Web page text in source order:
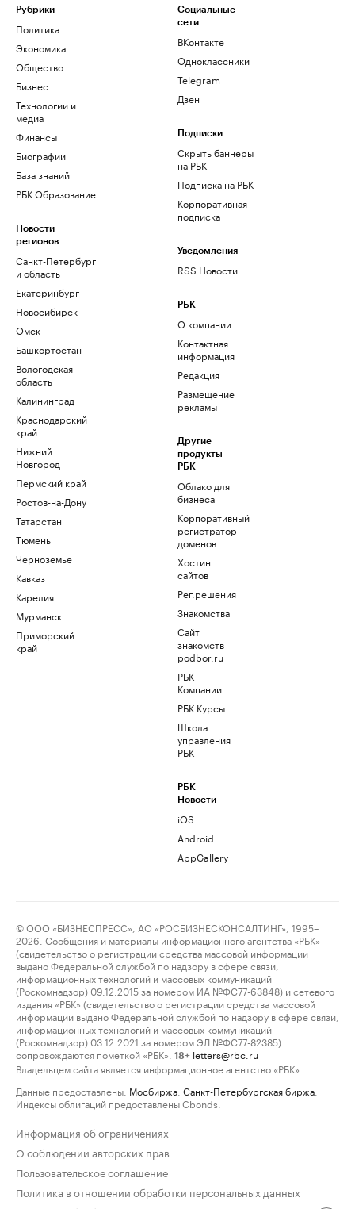
Рубрики
Политика
Экономика
Общество
Бизнес
Технологии и
медиа
Финансы
Биографии
База знаний
РБК Образование
Новости
регионов
Санкт-Петербург
и область
Екатеринбург
Новосибирск
Омск
Башкортостан
Вологодская
область
Калининград
Краснодарский
край
Нижний
Новгород
Пермский край
Ростов-на-Дону
Татарстан
Тюмень
Черноземье
Кавказ
Карелия
Мурманск
Приморский
край
Социальные
сети
ВКонтакте
Одноклассники
Telegram
Дзен
Подписки
Скрыть баннеры
на РБК
Подписка на РБК
Корпоративная
подписка
Уведомления
RSS Новости
РБК
О компании
Контактная
информация
Редакция
Размещение
рекламы
Другие
продукты
РБК
Облако для
бизнеса
Корпоративный
регистратор
доменов
Хостинг
сайтов
Рег.решения
Знакомства
Сайт
знакомств
podbor.ru
РБК
Компании
РБК Курсы
Школа
управления
РБК
РБК
Новости
iOS
Android
AppGallery
© ООО «БИЗНЕСПРЕСС», АО «РОСБИЗНЕСКОНСАЛТИНГ», 1995–
2026. Сообщения и материалы информационного агентства «РБК»
(свидетельство о регистрации средства массовой информации
выдано Федеральной службой по надзору в сфере связи,
информационных технологий и массовых коммуникаций
(Роскомнадзор) 09.12.2015 за номером ИА №ФС77-63848) и сетевого
издания «РБК» (свидетельство о регистрации средства массовой
информации выдано Федеральной службой по надзору в сфере связи,
информационных технологий и массовых коммуникаций
(Роскомнадзор) 03.12.2021 за номером ЭЛ №ФС77-82385)
сопровождаются пометкой «РБК».
18+ letters@rbc.ru
Владельцем сайта является информационное агентство «РБК».
Данные предоставлены: Мосбиржа Санкт-Петербургская биржа
Индексы облигаций предоставлены Cbonds.
Информация об ограничениях
О соблюдении авторских прав
Пользовательское соглашение
Политика в отношении обработки персональных данных